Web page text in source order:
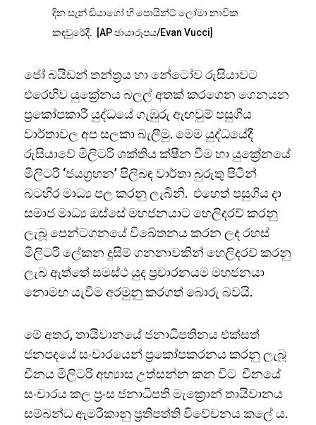
දින සැන් ඩියාගෝ හි පොයින්ට් ලෝමා නාවික
කඳවුරේදී. [AP ඡායාරූපය/Evan Vucci]
ජෝ බයිඩන් තන්ත්‍රය හා නේටෝව රුසියාවට
එරෙහිව යුක්‍රේනය බලල් අතක් කරගෙන ගෙනයන
ප්‍රකෝපකාරී යුද්ධයේ ගැඹුරු ඇඟවුම් පසුගිය
වාර්තාවල අප සලකා බැලීමු. මෙම යුද්ධයේදී
රුසියාවේ මිලිටරි ශක්තිය ක්ෂීන වීම හා යුක්‍රේනයේ
මිලිටරි ‘ජයග්‍රහන’ පිලිබඳ වාර්තා බුරුතු පිටින්
බටහිර මාධ්‍ය පල කරනු ලැබිනි. එහෙත් පසුගිය දා
සමාජ මාධ්‍ය ඔස්සේ මහජනයාට හෙලිදරව් කරනු
ලැබූ පෙන්ටගනයේ විඛේතනය කරන ලද රහස්
මිලිටරි ලේකන දුසිම් ගනනාවකින් හෙලිදරව් කරනු
ලැබ ඇත්තේ සමස්ථ යුද ප්‍රචාරනයම මහජනයා
නොමඟ යැවීම අරමුනු කරගත් බොරු බවයි.
මේ අතර, තායිවානයේ ජනාධිපතිනය එක්සත්
ජනපදයේ සංචාරයෙන් ප්‍රකෝපකරනය කරනු ලැබූ
චීනය මිලිටරි අභ්‍යාස උත්සන්න කන විට චීනයේ
සංචාරය කල ප්‍රංස ජනාධිපති මැක්‍රොන් තායිවානය
සම්බන්ධ ඇමරිකානු ප්‍රතිපත්ති විවේචනය කලේ ය.